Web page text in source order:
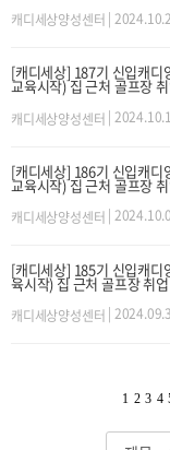
캐디세상양성센터 |
[캐디세상] 187기 신입캐디
교육시작) 집 근처 골프장
캐디세상양성센터 |
[캐디세상] 186기 신입캐디
교육시작) 집 근처 골프장
캐디세상양성센터 |
[캐디세상] 185기 신입캐디
육시작) 집 근처 골프장 취
캐디세상양성센터 |
1 2 3 4